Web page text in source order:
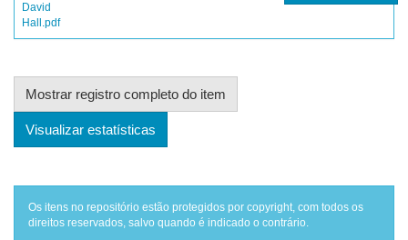
David
Hall.pdf
Mostrar registro completo do item
Visualizar estatísticas
Os itens no repositório estão protegidos por copyright, com todos os
direitos reservados, salvo quando é indicado o contrário.